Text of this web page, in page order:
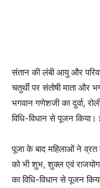
संतान की लंबी आयु और
चतुर्थी पर संतोषी माता
भगवान गणेशजी का दुर्वा,
विधि-विधान से पूजन किया।
पूजा के बाद महिलाओं ने
को भी शुभ, शुक्ल एवं
का विधि-विधान से पूजन